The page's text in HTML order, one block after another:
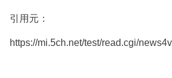
引用元：
https://mi.5ch.net/test/read.cgi/